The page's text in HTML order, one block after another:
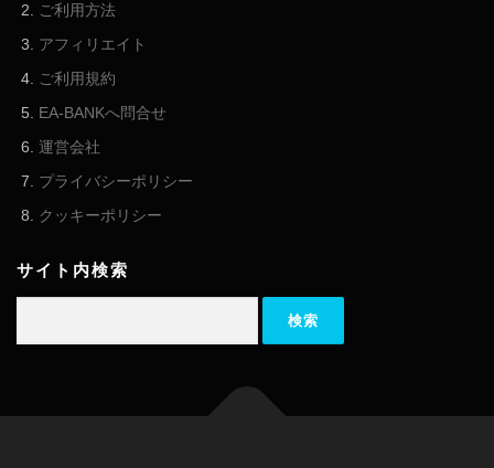
ご利用方法
アフィリエイト
ご利用規約
EA-BANKへ問合せ
運営会社
プライバシーポリシー
クッキーポリシー
サイト内検索